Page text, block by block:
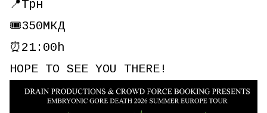
📍Трн
🎟️350МКД
⏰21:00h
HOPE TO SEE YOU THERE!